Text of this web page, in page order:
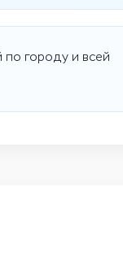
по городу и всей